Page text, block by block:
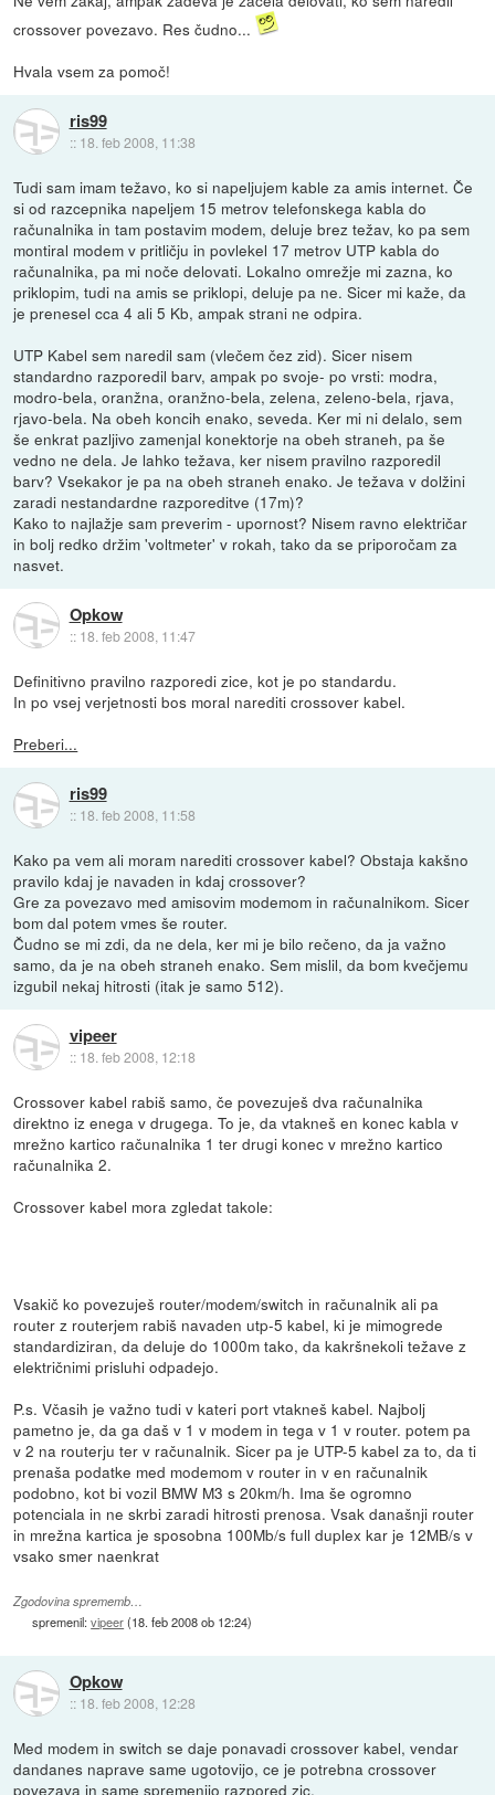
crossover povezavo. Res čudno...
Hvala vsem za pomoč!
ris99
:: 18. feb 2008, 11:38
Tudi sam imam težavo, ko si napeljujem kable za amis internet. Če
si od razcepnika napeljem 15 metrov telefonskega kabla do
računalnika in tam postavim modem, deluje brez težav, ko pa sem
montiral modem v pritličju in povlekel 17 metrov UTP kabla do
računalnika, pa mi noče delovati. Lokalno omrežje mi zazna, ko
priklopim, tudi na amis se priklopi, deluje pa ne. Sicer mi kaže, da
je prenesel cca 4 ali 5 Kb, ampak strani ne odpira.
UTP Kabel sem naredil sam (vlečem čez zid). Sicer nisem
standardno razporedil barv, ampak po svoje- po vrsti: modra,
modro-bela, oranžna, oranžno-bela, zelena, zeleno-bela, rjava,
rjavo-bela. Na obeh koncih enako, seveda. Ker mi ni delalo, sem
še enkrat pazljivo zamenjal konektorje na obeh straneh, pa še
vedno ne dela. Je lahko težava, ker nisem pravilno razporedil
barv? Vsekakor je pa na obeh straneh enako. Je težava v dolžini
zaradi nestandardne razporeditve (17m)?
Kako to najlažje sam preverim - upornost? Nisem ravno električar
in bolj redko držim 'voltmeter' v rokah, tako da se priporočam za
nasvet.
Opkow
:: 18. feb 2008, 11:47
Definitivno pravilno razporedi zice, kot je po standardu.
In po vsej verjetnosti bos moral narediti crossover kabel.
Preberi...
ris99
:: 18. feb 2008, 11:58
Kako pa vem ali moram narediti crossover kabel? Obstaja kakšno
pravilo kdaj je navaden in kdaj crossover?
Gre za povezavo med amisovim modemom in računalnikom. Sicer
bom dal potem vmes še router.
Čudno se mi zdi, da ne dela, ker mi je bilo rečeno, da ja važno
samo, da je na obeh straneh enako. Sem mislil, da bom kvečjemu
izgubil nekaj hitrosti (itak je samo 512).
vipeer
:: 18. feb 2008, 12:18
Crossover kabel rabiš samo, če povezuješ dva računalnika
direktno iz enega v drugega. To je, da vtakneš en konec kabla v
mrežno kartico računalnika 1 ter drugi konec v mrežno kartico
računalnika 2.
Crossover kabel mora zgledat takole:
Vsakič ko povezuješ router/modem/switch in računalnik ali pa
router z routerjem rabiš navaden utp-5 kabel, ki je mimogrede
standardiziran, da deluje do 1000m tako, da kakršnekoli težave z
električnimi prisluhi odpadejo.
P.s. Včasih je važno tudi v kateri port vtakneš kabel. Najbolj
pametno je, da ga daš v 1 v modem in tega v 1 v router. potem pa
v 2 na routerju ter v računalnik. Sicer pa je UTP-5 kabel za to, da ti
prenaša podatke med modemom v router in v en računalnik
podobno, kot bi vozil BMW M3 s 20km/h. Ima še ogromno
potenciala in ne skrbi zaradi hitrosti prenosa. Vsak današnji router
in mrežna kartica je sposobna 100Mb/s full duplex kar je 12MB/s v
vsako smer naenkrat
Zgodovina sprememb…
spremenil:vipeer(18. feb 2008 ob 12:24)
Opkow
:: 18. feb 2008, 12:28
Med modem in switch se daje ponavadi crossover kabel, vendar
dandanes naprave same ugotovijo, ce je potrebna crossover
povezava in same spremenijo razpored zic.